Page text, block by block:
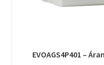
EVOAGS4P401 –